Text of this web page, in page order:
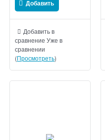
Добавить
Добавить в
сравнение Уже в
сравнении
(Просмотреть)